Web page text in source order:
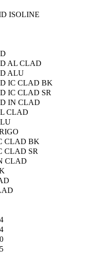
ISOLINE
AL CLAD
ALU
IC CLAD BK
IC CLAD SR
IN CLAD
CLAD
CLAD BK
CLAD SR
CLAD